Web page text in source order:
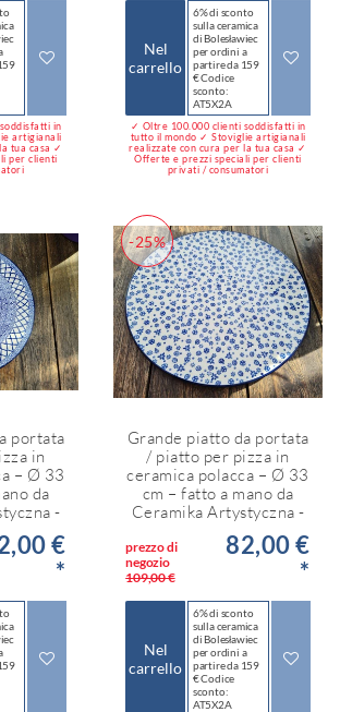
in
artigianali
tua casa ✓
per clienti
Nel
carrello
6% di sconto
sulla ceramica
di Bolesławiec
per ordini a
partire da 159
€ Codice
sconto:
AT5X2A
✓ Oltre 100.000 clienti soddisfatti in
tutto il mondo ✓ Stoviglie artigianali
realizzate con cura per la tua casa ✓
Offerte e prezzi speciali per clienti
privati / consumatori
portata
in
– Ø 33
da
-
€
*
-25%
Grande piatto da portata
/ piatto per pizza in
ceramica polacca – Ø 33
cm – fatto a mano da
Ceramika Artystyczna -
prezzo di
negozio
109,00 €
82,00 €
*
Nel
carrello
6% di sconto
sulla ceramica
di Bolesławiec
per ordini a
partire da 159
€ Codice
sconto:
AT5X2A